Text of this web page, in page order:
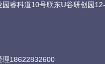
睿科道10号联东U谷研创园
18622832600